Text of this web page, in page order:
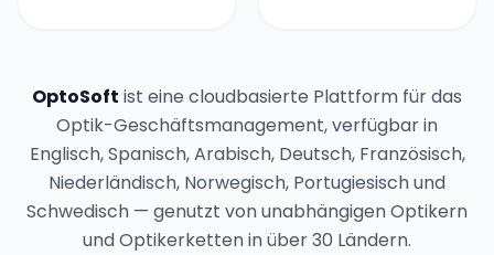
OptoSoft ist eine cloudbasierte Plattform für das
Optik-Geschäftsmanagement, verfügbar in
Englisch, Spanisch, Arabisch, Deutsch, Französisch,
Niederländisch, Norwegisch, Portugiesisch und
Schwedisch — genutzt von unabhängigen Optikern
und Optikerketten in über 30 Ländern.